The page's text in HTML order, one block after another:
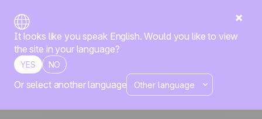
It looks like you speak English. Would you like to view
the site in your language?
YES NO
Or select another language
Cómo Mangools usa
puntos de contacto